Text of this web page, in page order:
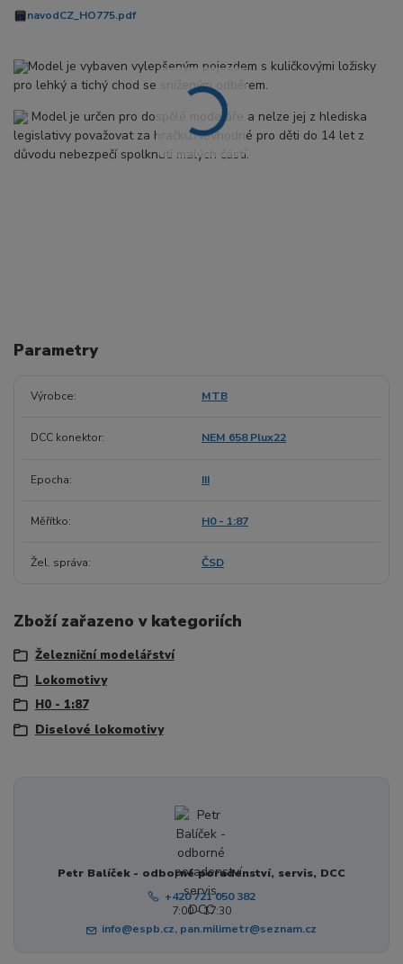
navodCZ_HO775.pdf
Model je vybaven vylepšeným pojezdem s kuličkovými ložisky
pro lehký a tichý chod se sníženým odběrem.
Model je určen pro dospělé modeláře a nelze jej z hlediska
legislativy považovat za hračku.Nevhodné pro děti do 14 let z
důvodu nebezpečí spolknutí malých částí.
Parametry
Výrobce MTB
DCC konektor NEM 658 Plux22
Epocha III
Měřítko H0 - 1:87
Žel. správa ČSD
Zboží zařazeno v kategoriích
Železniční modelářství
Lokomotivy
H0 - 1:87
Diselové lokomotivy
Petr Balíček - odborné poradenství, servis, DCC
+420 721 050 382
7:00 - 17:30
info@espb.cz, pan.milimetr@seznam.cz